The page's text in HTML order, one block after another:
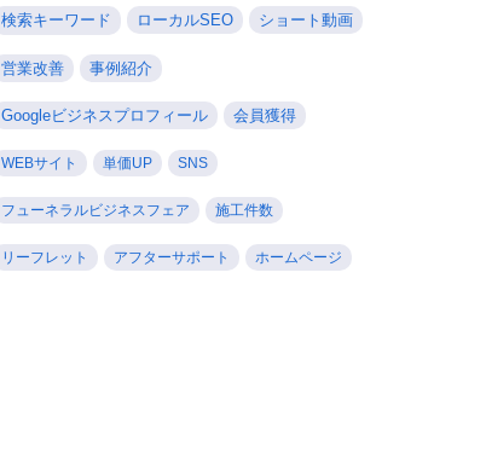
検索キーワード ローカルSEO ショート動画
営業改善 事例紹介
Googleビジネスプロフィール 会員獲得
WEBサイト 単価UP SNS
フューネラルビジネスフェア 施工件数
リーフレット アフターサポート ホームページ